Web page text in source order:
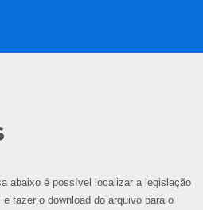
abaixo é possível localizar a legislação
fazer o download do arquivo para o